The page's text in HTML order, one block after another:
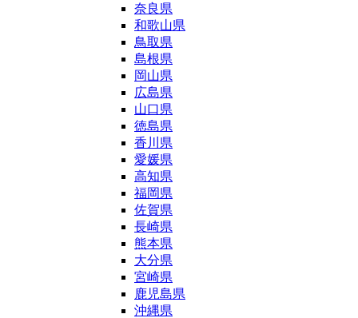
奈良県
和歌山県
鳥取県
島根県
岡山県
広島県
山口県
徳島県
香川県
愛媛県
高知県
福岡県
佐賀県
長崎県
熊本県
大分県
宮崎県
鹿児島県
沖縄県